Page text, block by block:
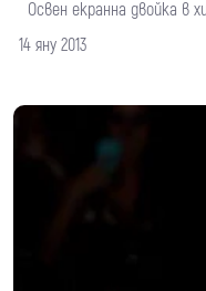
Освен екранна двойка в
14 яну 2013